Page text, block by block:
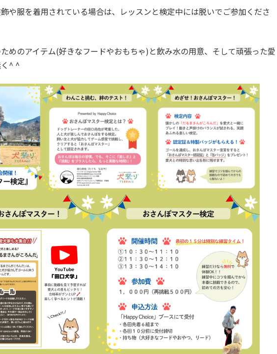
や服を着用されている場合は、レッスンと検定中には脱いでご参加くださ
めのアイテム(好きなフードやおもちゃ)と飲み水の用意、そして頑張った愛
^ ^